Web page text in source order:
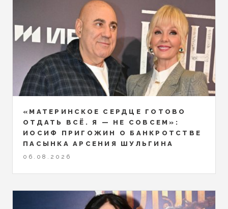
«МАТЕРИНСКОЕ СЕРДЦЕ ГОТОВО
ОТДАТЬ ВСЁ. Я — НЕ СОВСЕМ»:
ИОСИФ ПРИГОЖИН О БАНКРОТСТВЕ
ПАСЫНКА АРСЕНИЯ ШУЛЬГИНА
06.08.2026